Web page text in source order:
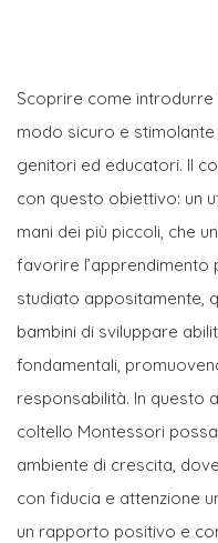
Scoprire come introdurre
modo sicuro e
genitori ed educatori. Il
con questo obiettivo: un
mani dei più piccoli, che
favorire l’apprendimento
studiato appositamente,
bambini di sviluppare
fondamentali,
responsabilità. In questo
coltello Montessori
ambiente di crescita,
con fiducia e attenzione
un rapporto positivo e